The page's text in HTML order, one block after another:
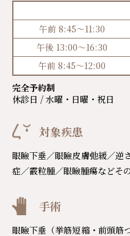
午前 8:45～11:30
午後 13:00～16:30
午前 8:45～12:00
完全予約制
休診日 / 水曜・日曜・祝日
対象疾患
眼瞼下垂／眼瞼皮膚弛緩／逆
症／霰粒腫／眼瞼腫瘍などそ
手術
眼瞼下垂（挙筋短縮・前頭筋